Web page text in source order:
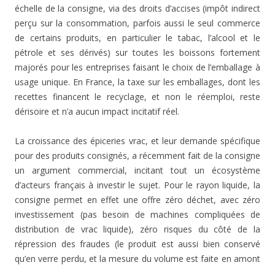
échelle de la consigne, via des droits d’accises (impôt indirect
perçu sur la consommation, parfois aussi le seul commerce
de certains produits, en particulier le tabac, l’alcool et le
pétrole et ses dérivés) sur toutes les boissons fortement
majorés pour les entreprises faisant le choix de l’emballage à
usage unique. En France, la taxe sur les emballages, dont les
recettes financent le recyclage, et non le réemploi, reste
dérisoire et n’a aucun impact incitatif réel.
La croissance des épiceries vrac, et leur demande spécifique
pour des produits consignés, a récemment fait de la consigne
un argument commercial, incitant tout un écosystème
d’acteurs français à investir le sujet. Pour le rayon liquide, la
consigne permet en effet une offre zéro déchet, avec zéro
investissement (pas besoin de machines compliquées de
distribution de vrac liquide), zéro risques du côté de la
répression des fraudes (le produit est aussi bien conservé
qu’en verre perdu, et la mesure du volume est faite en amont